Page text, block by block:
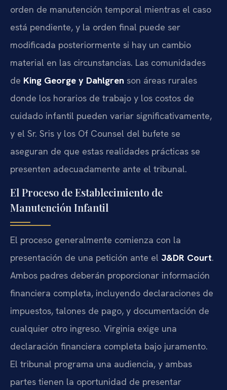
orden de manutención temporal mientras el caso
está pendiente, y la orden final puede ser
modificada posteriormente si hay un cambio
material en las circunstancias. Las comunidades
de King George y Dahlgren son áreas rurales
donde los horarios de trabajo y los costos de
cuidado infantil pueden variar significativamente,
y el Sr. Sris y los Of Counsel del bufete se
aseguran de que estas realidades prácticas se
presenten adecuadamente ante el tribunal.
El Proceso de Establecimiento de
Manutención Infantil
El proceso generalmente comienza con la
presentación de una petición ante el J&DR Court.
Ambos padres deberán proporcionar información
financiera completa, incluyendo declaraciones de
impuestos, talones de pago, y documentación de
cualquier otro ingreso. Virginia exige una
declaración financiera completa bajo juramento.
El tribunal programa una audiencia, y ambas
partes tienen la oportunidad de presentar